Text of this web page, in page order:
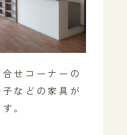
せコーナーの
などの家具が
。